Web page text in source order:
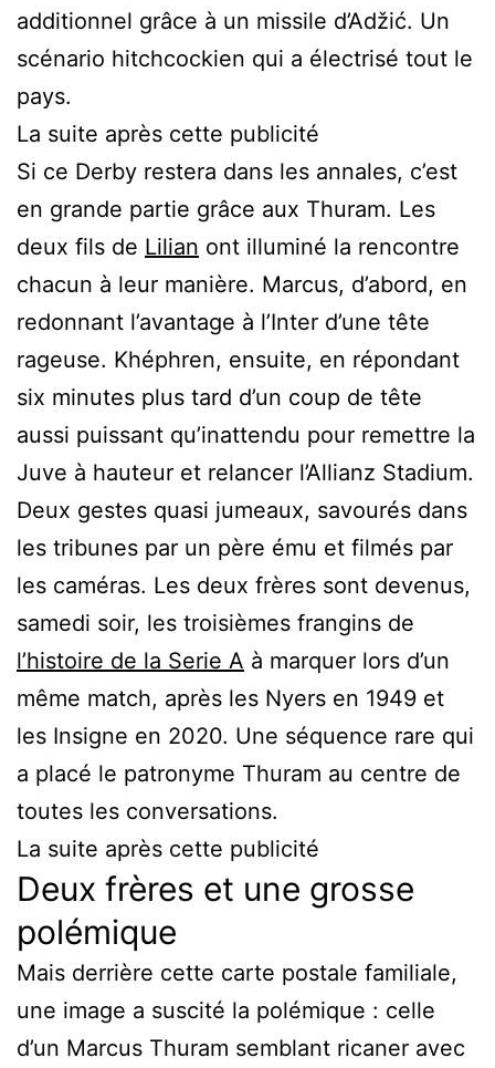
additionnel grâce à un missile d’Adžić. Un
scénario hitchcockien qui a électrisé tout le
pays.
La suite après cette publicité
Si ce Derby restera dans les annales, c’est
en grande partie grâce aux Thuram. Les
deux fils de Lilian ont illuminé la rencontre
chacun à leur manière. Marcus, d’abord, en
redonnant l’avantage à l’Inter d’une tête
rageuse. Khéphren, ensuite, en répondant
six minutes plus tard d’un coup de tête
aussi puissant qu’inattendu pour remettre la
Juve à hauteur et relancer l’Allianz Stadium.
Deux gestes quasi jumeaux, savourés dans
les tribunes par un père ému et filmés par
les caméras. Les deux frères sont devenus,
samedi soir, les troisièmes frangins de
l’histoire de la Serie A à marquer lors d’un
même match, après les Nyers en 1949 et
les Insigne en 2020. Une séquence rare qui
a placé le patronyme Thuram au centre de
toutes les conversations.
La suite après cette publicité
Deux frères et une grosse
polémique
Mais derrière cette carte postale familiale,
une image a suscité la polémique : celle
d’un Marcus Thuram semblant ricaner avec